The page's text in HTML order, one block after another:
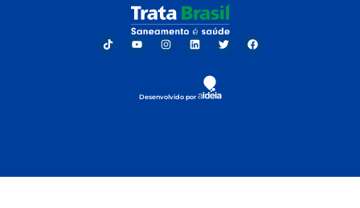
Desenvolvido por